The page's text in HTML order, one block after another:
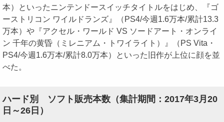
本）といったニンテンドースイッチタイトルをはじめ、『ゴ
ーストリコン ワイルドランズ』（PS4/今週1.6万本/累計13.3
万本）や『アクセル・ワールド VS ソードアート・オンライ
ン 千年の黄昏（ミレニアム・トワイライト）』（PS Vita・
PS4/今週1.6万本/累計8.0万本）といった旧作が上位に顔を並
べた。
ハード別 ソフト販売本数（集計期間：2017年3月20
日～26日）